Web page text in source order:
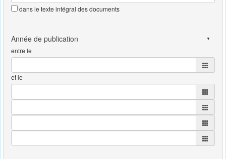
dans le texte intégral des documents
entre le
et le